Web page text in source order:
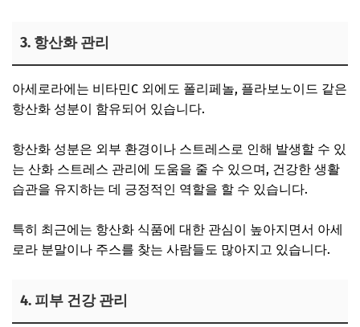
3. 항산화 관리
아세로라에는 비타민C 외에도 폴리페놀, 플라보노이드 같은
항산화 성분이 함유되어 있습니다.
항산화 성분은 외부 환경이나 스트레스로 인해 발생할 수 있
는 산화 스트레스 관리에 도움을 줄 수 있으며, 건강한 생활
습관을 유지하는 데 긍정적인 역할을 할 수 있습니다.
특히 최근에는 항산화 식품에 대한 관심이 높아지면서 아세
로라 분말이나 주스를 찾는 사람들도 많아지고 있습니다.
4. 피부 건강 관리